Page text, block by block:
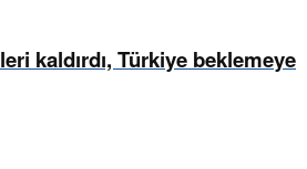
kaldırdı, Türkiye beklemeye